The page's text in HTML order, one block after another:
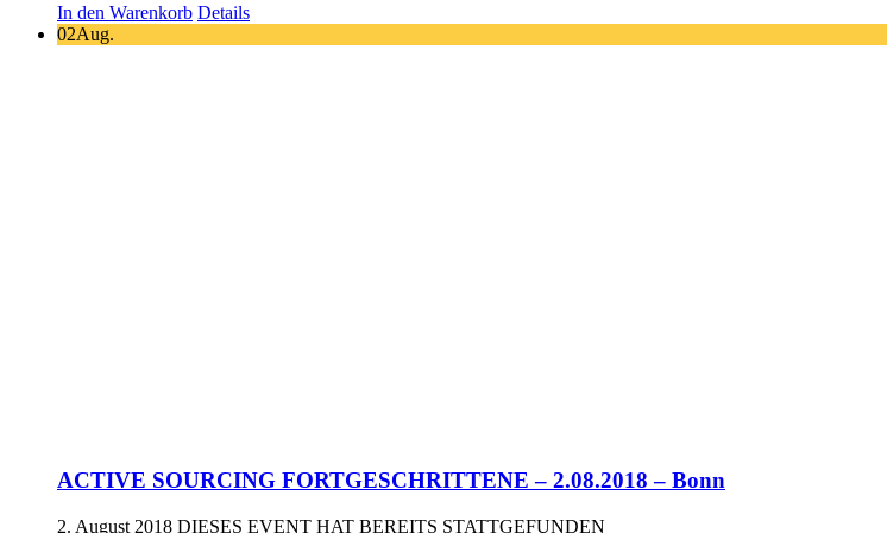
In den Warenkorb Details
02Aug.
ACTIVE SOURCING FORTGESCHRITTENE – 2.08.2018 – Bonn
2. August 2018 DIESES EVENT HAT BEREITS STATTGEFUNDEN